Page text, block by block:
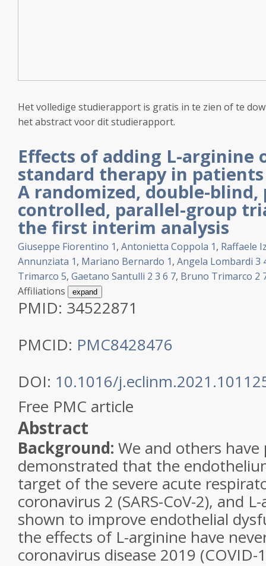
Het volledige studierapport is gratis in te zien of te
het abstract voor dit studierapport.
Effects of adding L-arginine
standard therapy in patients
A randomized, double-blind,
controlled, parallel-group
the first interim analysis
Giuseppe Fiorentino 1, Antonietta Coppola 1, Raffaele
Annunziata 1, Mariano Bernardo 1, Angela Lombardi 3
Trimarco 5, Gaetano Santulli 2 3 6 7, Bruno Trimarco 2
Affiliations
expand
PMID: 34522871
PMCID: PMC8428476
DOI: 10.1016/
Free PMC article
Abstract
Background: We and others have
demonstrated that the
target of the severe acute
coronavirus 2 (SARS-CoV-2), and
shown to improve endothelial
the effects of L-arginine have
coronavirus disease 2019 (COVID-